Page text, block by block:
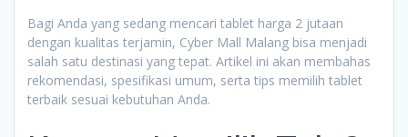
Bagi Anda yang sedang mencari tablet harga 2 jutaan
dengan kualitas terjamin, Cyber Mall Malang bisa menjadi
salah satu destinasi yang tepat. Artikel ini akan membahas
rekomendasi, spesifikasi umum, serta tips memilih tablet
terbaik sesuai kebutuhan Anda.